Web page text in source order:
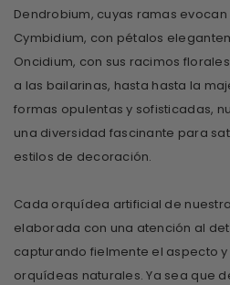
Dendrobium, cuyas ramas
Cymbidium, con pétalos
Oncidium, con sus racimos
a las bailarinas, hasta hasta la
formas opulentas y sofisticadas,
una diversidad fascinante para
estilos de decoración.
Cada orquídea artificial de
elaborada con una atención al
capturando fielmente el aspecto y
orquídeas naturales. Ya sea que